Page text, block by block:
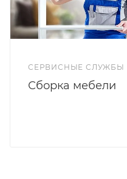
СЕРВИСНЫЕ СЛУЖБЫ
Сборка мебели